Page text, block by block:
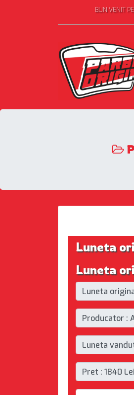
BUN VENIT
Luneta
Luneta